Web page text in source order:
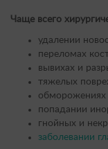
Чаще всего
удалении
переломах
вывихах и
тяжелых
обморожениях
попадании
гнойных и
заболевании